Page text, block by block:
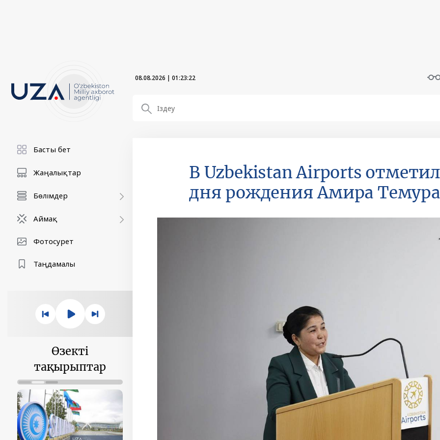
08.08.2026 | 01:23:24
Басты бет
Жаңалықтар
Бөлімдер
Аймақ
Фотосурет
Таңдамалы
Өзекті
тақырыптар
В Uzbekistan Airports
дня рождения Амира Темура